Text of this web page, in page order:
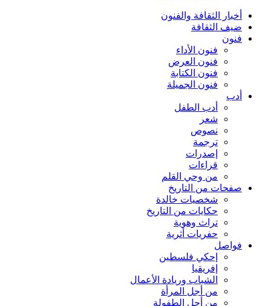
أخبار الثقافة والفنون
ضيف الثقافة
فنون
فنون الأداء
فنون العرض
فنون الكتابة
فنون الجميلة
أدب
أدب الطفل
شعر
نصوص
ترجمة
إصدرات
قراءات
من وحي القلم
صفحات من التاريخ
شخصيات خالدة
حكايات من التاريخ
تراث وهوية
حفريات أثرية
فواصل
إحكي فلسطين
إفريقيا
الشباب وريادة الأعمال
من أجل المرأة
من أجل الطفولة